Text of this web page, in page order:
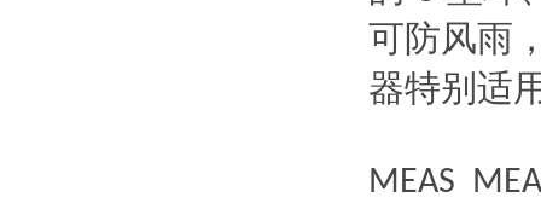
可防风雨
器特别适
MEAS